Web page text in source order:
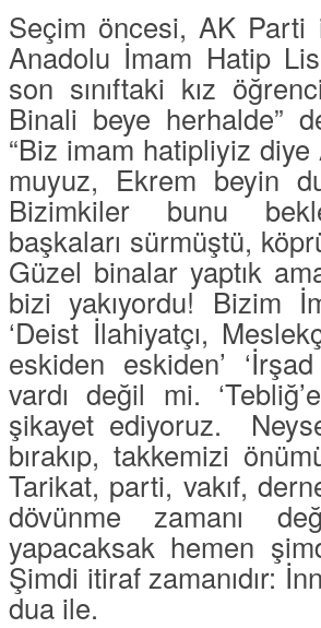
Seçim öncesi, AK Parti
Anadolu İmam Hatip
son sınıftaki kız
Binali beye herhalde”
“Biz imam hatipliyiz diye
muyuz, Ekrem beyin
Bizimkiler bunu
başkaları sürmüştü,
Güzel binalar yaptık
bizi yakıyordu! Bizim
‘Deist İlahiyatçı,
eskiden eskiden’ ‘İ
vardı değil mi. ‘Tebliğ
şikayet ediyoruz.
bırakıp, takkemizi
Tarikat, parti, vakıf,
dövünme zamanı
yapacaksak hemen
Şimdi itiraf zamanıdır:
dua ile.